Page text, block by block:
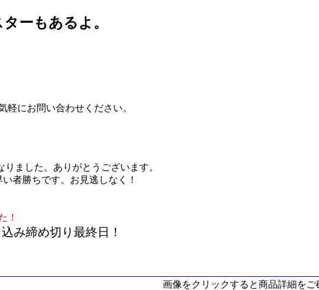
ーもあるよ。
にお問い合わせください。
ました。ありがとうございます。
者勝ちです。お見逃しなく！
！
み締め切り最終日！
画像をクリックすると商品詳細をご